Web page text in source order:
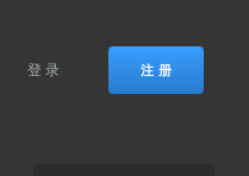
登 录 注 册